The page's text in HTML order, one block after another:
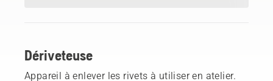
Dériveteuse
Appareil à enlever les rivets à utiliser en atelier.